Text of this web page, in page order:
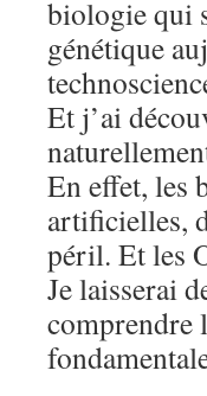
biologie qui
génétique
Et j’ai
En effet, les
artificielles,
péril. Et les
Je laisserai
comprendre